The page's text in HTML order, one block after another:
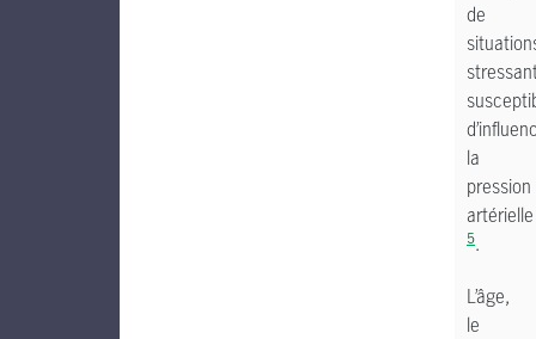
de
la
pression
artérielle
5.
L’âge,
le